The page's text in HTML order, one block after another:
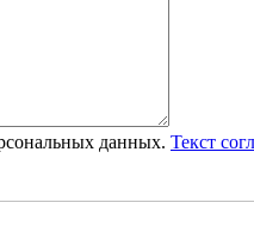
данных. Текст